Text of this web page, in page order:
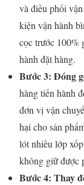
và điều phối
kiện vận hành
cọc trước 100%
hành đặt hàng.
Bước 3: Đóng
hàng tiến hành
đơn vị vận
hại cho sản
lót nhiều lớp
không giữ được
Bước 4: Thay